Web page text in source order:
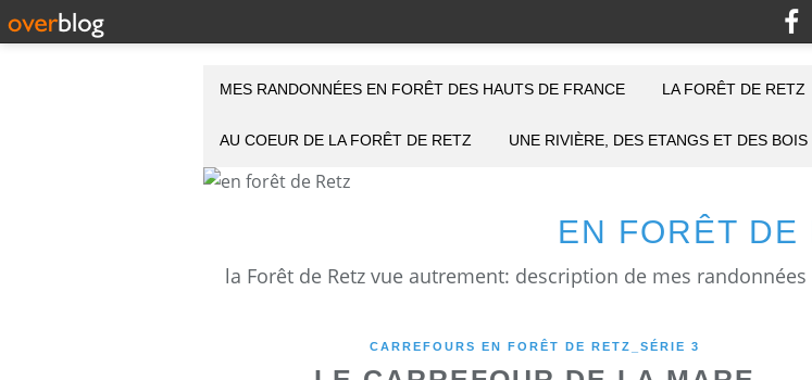
EN FORÊT DE
MES RANDONNÉES EN FORÊT DES HAUTS DE FRANCE LA FORÊT DE RETZ
AU COEUR DE LA FORÊT DE RETZ UNE RIVIÈRE, DES ETANGS ET DES BOIS
CARREFOURS EN FORÊT DE RETZ_SÉRIE 3